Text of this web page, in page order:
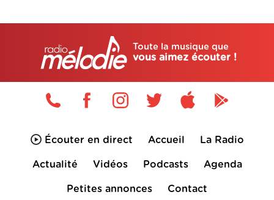
Toute la musique que
vous aimez écouter !
Écouter en direct Accueil La Radio
Actualité Vidéos Podcasts Agenda
Petites annonces Contact